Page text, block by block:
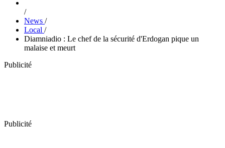
/
News /
Local /
Diamniadio : Le chef de la sécurité d'Erdogan pique un
malaise et meurt
Publicité
Publicité